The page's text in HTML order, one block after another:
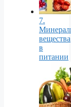
7.
вещества
в
питании